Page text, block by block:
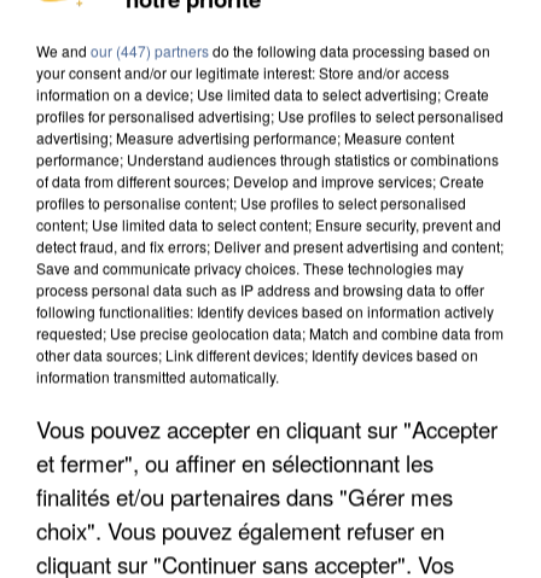
Votre n° de téléphone *
Votre message*
Taille maximum : 500 caractères
Votre CV
We and our (447) partnersdo the following data processing based on
your consent and/or our legitimate interest: Store and/or access
information on a device; Use limited data to select advertising; Create
profiles for personalised advertising; Use profiles to select personalised
advertising; Measure advertising performance; Measure content
performance; Understand audiences through statistics or combinations
of data from different sources; Develop and improve services; Create
profiles to personalise content; Use profiles to select personalised
content; Use limited data to select content; Ensure security, prevent and
detect fraud, and fix errors; Deliver and present advertising and content;
Save and communicate privacy choices. These technologies may
process personal data such as IP address and browsing data to offer
following functionalities: Identify devices based on information actively
requested; Use precise geolocation data; Match and combine data from
other data sources; Link different devices; Identify devices based on
information transmitted automatically.
Vous pouvez accepter en cliquant sur "Accepter
et fermer", ou affiner en sélectionnant les
finalités et/ou partenaires dans "Gérer mes
choix". Vous pouvez également refuser en
cliquant sur "Continuer sans accepter". Vos